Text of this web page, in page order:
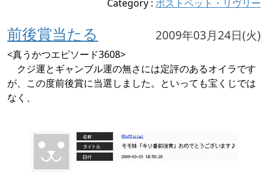
Category : ポストペット・リヴリー
前後賞当たる 2009年03月24日(火)
<真うかつエピソード3608>
クジ運とギャンブル運の無さには定評のあるオイラです
が、この度前後賞に当選しました。といっても宝くじでは
なく、